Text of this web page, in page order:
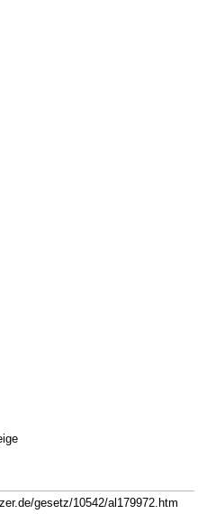
gesetz/10542/al179972.htm